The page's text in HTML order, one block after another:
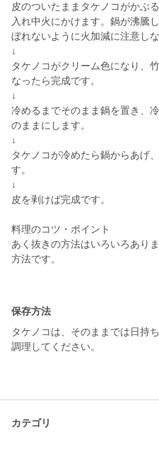
皮のついたままタケノコがかぶ
入れ中火にかけます。鍋が沸騰
ぼれないように火加減に注意しな
↓
タケノコがクリーム色になり、
なったら完成です。
↓
冷めるまでそのまま鍋を置き、
のままにします。
↓
タケノコが冷めたら鍋からあげ
す。
↓
皮を剥けば完成です。
料理のコツ・ポイント
あく抜きの方法はいろいろあり
方法です。
保存方法
タケノコは、そのままでは日持
調理してください。
カテゴリ